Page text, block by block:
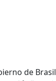
de